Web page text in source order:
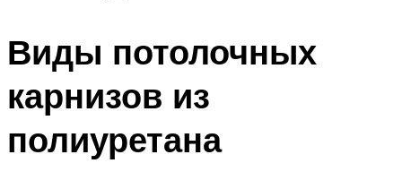
Виды потолочных
карнизов из
полиуретана